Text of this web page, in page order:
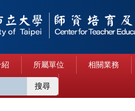
所屬單位 相關業務
搜尋